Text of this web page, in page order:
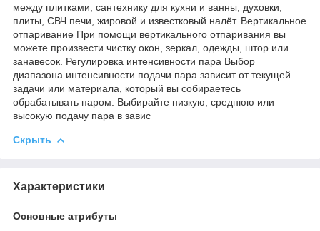
между плитками, сантехнику для кухни и ванны, духовки,
плиты, СВЧ печи, жировой и известковый налёт. Вертикальное
отпаривание При помощи вертикального отпаривания вы
можете произвести чистку окон, зеркал, одежды, штор или
занавесок. Регулировка интенсивности пара Выбор
диапазона интенсивности подачи пара зависит от текущей
задачи или материала, который вы собираетесь
обрабатывать паром. Выбирайте низкую, среднюю или
высокую подачу пара в завис
Скрыть
Характеристики
Основные атрибуты